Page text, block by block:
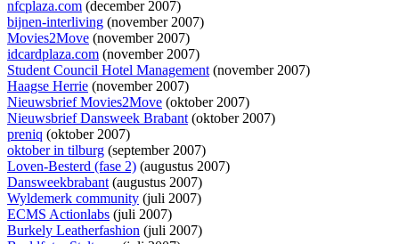
nfcplaza.com (december 2007)
bijnen-interliving (november 2007)
Movies2Move (november 2007)
idcardplaza.com (november 2007)
Student Council Hotel Management(november 2007)
Haagse Herrie (november 2007)
Nieuwsbrief Movies2Move (oktober 2007)
Nieuwsbrief Dansweek Brabant(oktober 2007)
preniq (oktober 2007)
oktober in tilburg (september 2007)
Loven-Besterd (fase 2) (augustus 2007)
Dansweekbrabant(augustus 2007)
Wyldemerk community (juli 2007)
ECMS Actionlabs (juli 2007)
Burkely Leatherfashion (juli 2007)